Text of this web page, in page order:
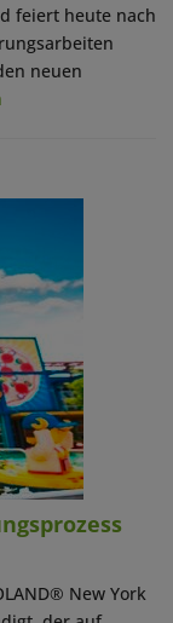
feiert heute nach
neuen
New York